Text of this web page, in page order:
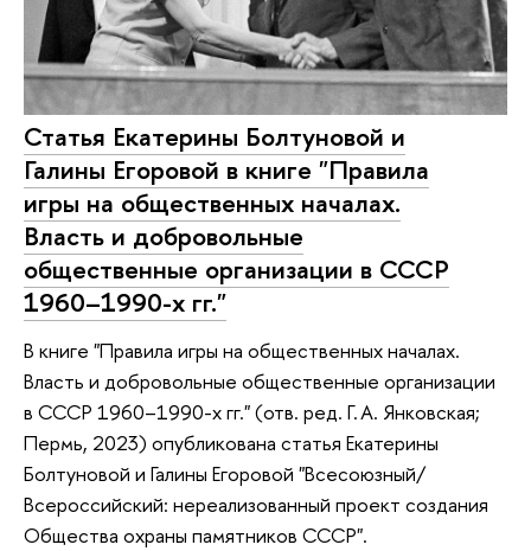
Статья Екатерины Болтуновой и
Галины Егоровой в книге "Правила
игры на общественных началах.
Власть и добровольные
общественные организации в СССР
1960–1990-х гг."
В книге "Правила игры на общественных началах.
Власть и добровольные общественные организации
в СССР 1960–1990-х гг." (отв. ред. Г. А. Янковская;
Пермь, 2023) опубликована статья Екатерины
Болтуновой и Галины Егоровой "Всесоюзный/
Всероссийский: нереализованный проект создания
Общества охраны памятников СССР".